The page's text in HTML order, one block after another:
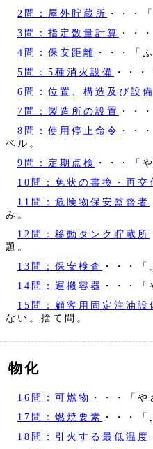
2問：屋外貯蔵所 ・・・
3問：指定数量計算 ・・
4問：保安距離 ・・・「
5問：5種消火設備 ・・
6問：位置、構造及び設備
7問：製造所の設置 ・・
8問：使用停止命令 ・・
ベル。
9問：定期点検
・・・「
10問：免状の書換・再交
11問：危険物保安監督者
み。
12問：移動タンク貯蔵所
題。
13問：保安検査
・・・「
14問：運搬容器
・・・
15問：顧客用固定注油設
ない。捨て問。
物化
16問：可燃物
・・・「
17問：燃焼要素 ・・・「
18問：引火する最低温度